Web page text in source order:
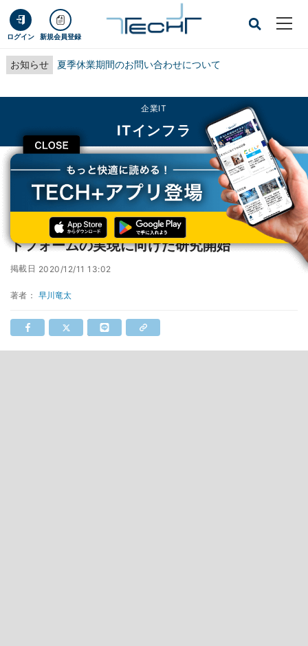
ログイン 新規会員登録
お知らせ 夏季休業期間のお問い合わせについて
CLOSE
企業IT
ITインフラ
TECH+ 企業IT
ITインフラ
NTTデータ、セキュリティートークンプラットフォームの実現に向けた研究開始
NTTデータ、セキュリティートークンプラッ
トフォームの実現に向けた研究開始
掲載日 2020/12/11 13:02
著者： 早川竜太